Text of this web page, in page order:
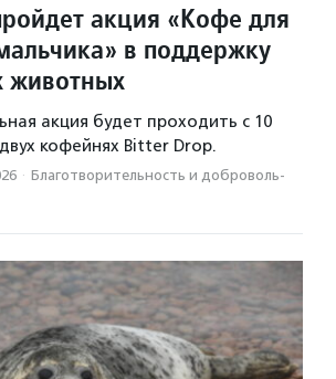
акция «Кофе для
в поддержку
животных
акция будет проходить с 10
двух кофейнях Bitter Drop.
· Благотвори­тель­ность и доброволь­